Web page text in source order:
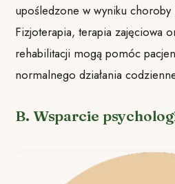
upośledzone w wyniku choroby
Fizjoterapia, terapia zajęciowa
rehabilitacji mogą pomóc
normalnego działania
B. Wsparcie